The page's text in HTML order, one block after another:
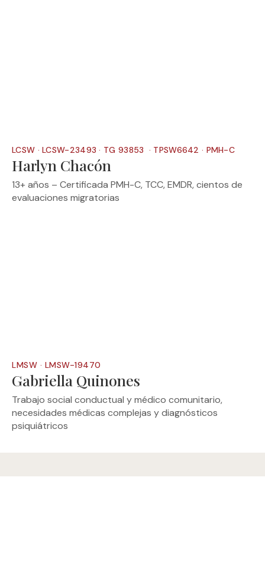
LCSW · LCSW-23493 · TG 93853 · TPSW6642 · PMH-C
Harlyn Chacón
13+ años – Certificada PMH-C, TCC, EMDR, cientos de
evaluaciones migratorias
LMSW · LMSW-19470
Gabriella Quinones
Trabajo social conductual y médico comunitario,
necesidades médicas complejas y diagnósticos
psiquiátricos